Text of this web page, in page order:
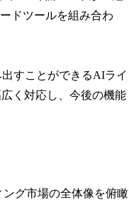
ドツールを組み合わ
すことができるAIライ
く対応し、今後の機能
グ市場の全体像を俯瞰